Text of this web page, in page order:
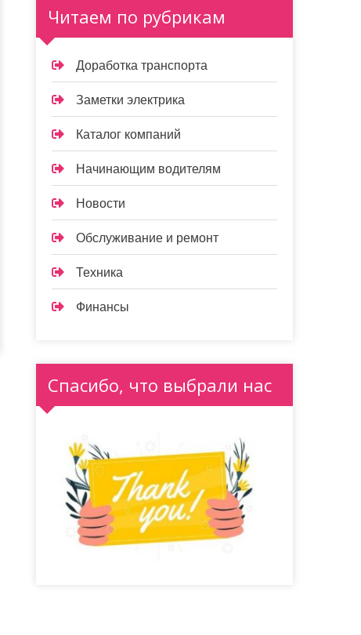
Читаем по рубрикам
Доработка транспорта
Заметки электрика
Каталог компаний
Начинающим водителям
Новости
Обслуживание и ремонт
Техника
Финансы
Спасибо, что выбрали нас